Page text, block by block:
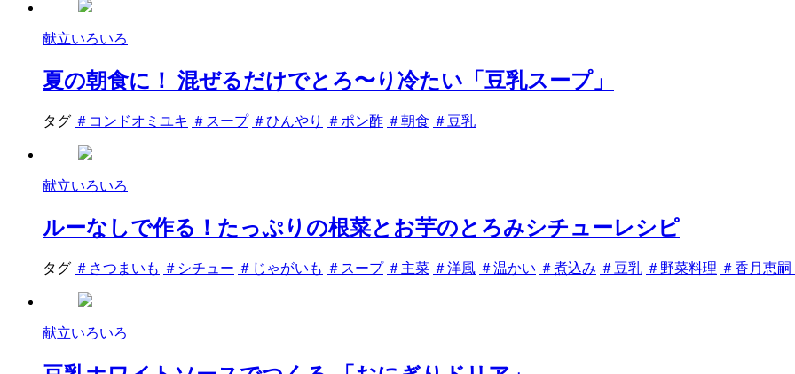
献立いろいろ
夏の朝食に！ 混ぜるだけでとろ〜り冷たい「豆乳スープ」
タグ ＃コンドオミユキ ＃スープ ＃ひんやり ＃ポン酢 ＃朝食 ＃豆乳
献立いろいろ
ルーなしで作る！たっぷりの根菜とお芋のとろみシチューレシピ
タグ ＃さつまいも ＃シチュー ＃じゃがいも ＃スープ ＃主菜 ＃洋風 ＃温かい ＃煮込み ＃豆乳 ＃野菜料理 ＃香月恵
献立いろいろ